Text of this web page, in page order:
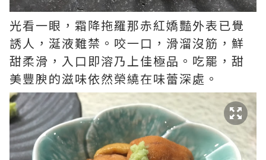
光看一眼， 霜降拖羅那赤紅嬌豔外表已覺
誘人， 涎液難禁。咬一口，滑溜沒筋，鮮
甜柔滑，入口即溶乃上佳極品。吃罷，甜
美豐腴的滋味依然榮繞在味蕾深處。